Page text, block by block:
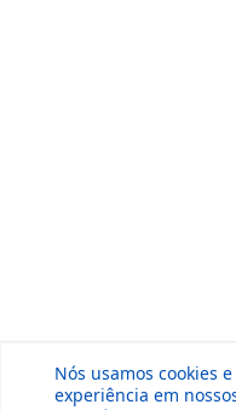
Nós usamos cookies
experiência em